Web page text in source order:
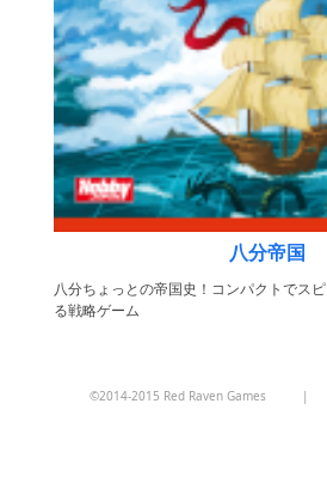
八分帝国
八分ちょっとの帝国史！コンパクトでス
る戦略ゲーム
©2014-2015 Red Raven Games |